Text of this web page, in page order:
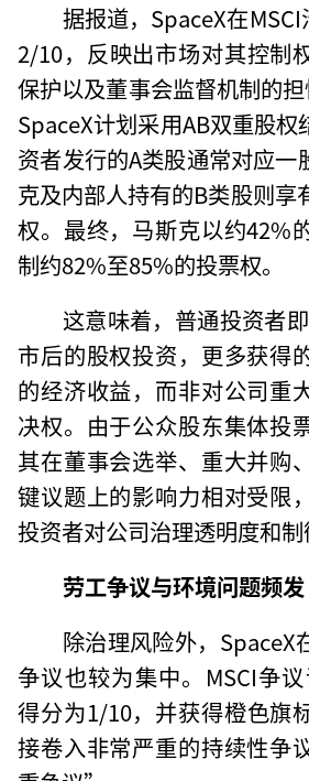
据报道，SpaceX在
2/10，反映出市场对其控制
保护以及董事会监督机制的担
SpaceX计划采用AB双重股
资者发行的A类股通常对应一
克及内部人持有的B类股则享
权。最终，马斯克以约42%
制约82%至85%的投票权。
这意味着，普通投资者
市后的股权投资，更多获得
的经济收益，而非对公司重
决权。由于公众股东集体投
其在董事会选举、重大并购
键议题上的影响力相对受限
投资者对公司治理透明度和
劳工争议与环境问题频发
除治理风险外，SpaceX
争议也较为集中。MSCI争
得分为1/10，并获得橙色旗
接卷入非常严重的持续性争